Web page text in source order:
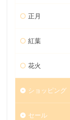
正月
紅葉
花火
ショッピング
セール